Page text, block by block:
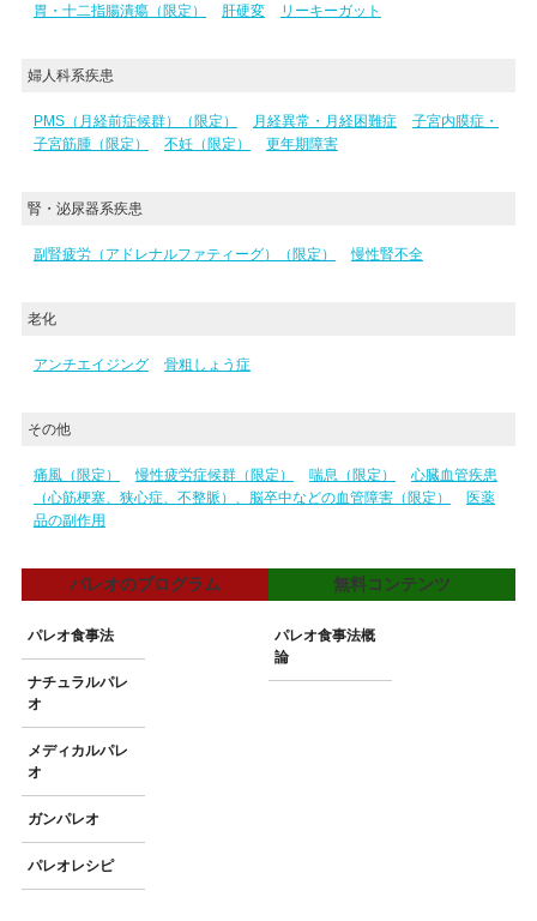
胃・十二指腸潰瘍（限定） 肝硬変 リーキーガット
婦人科系疾患
PMS（月経前症候群）（限定） 月経異常・月経困難症
子宮内膜症・
子宮筋腫（限定）
不妊（限定） 更年期障害
腎・泌尿器系疾患
副腎疲労（アドレナルファティーグ）（限定） 慢性腎不全
老化
アンチエイジング 骨粗しょう症
その他
痛風（限定） 慢性疲労症候群（限定） 喘息（限定）
心臓血管疾患
（心筋梗塞、狭心症、不整脈）、脳卒中などの血管障害（限定）
医薬
品の副作用
パレオのプログラム
パレオ食事法
ナチュラルパレ
オ
メディカルパレ
オ
ガンパレオ
パレオレシピ
無料コンテンツ
パレオ食事法概
論